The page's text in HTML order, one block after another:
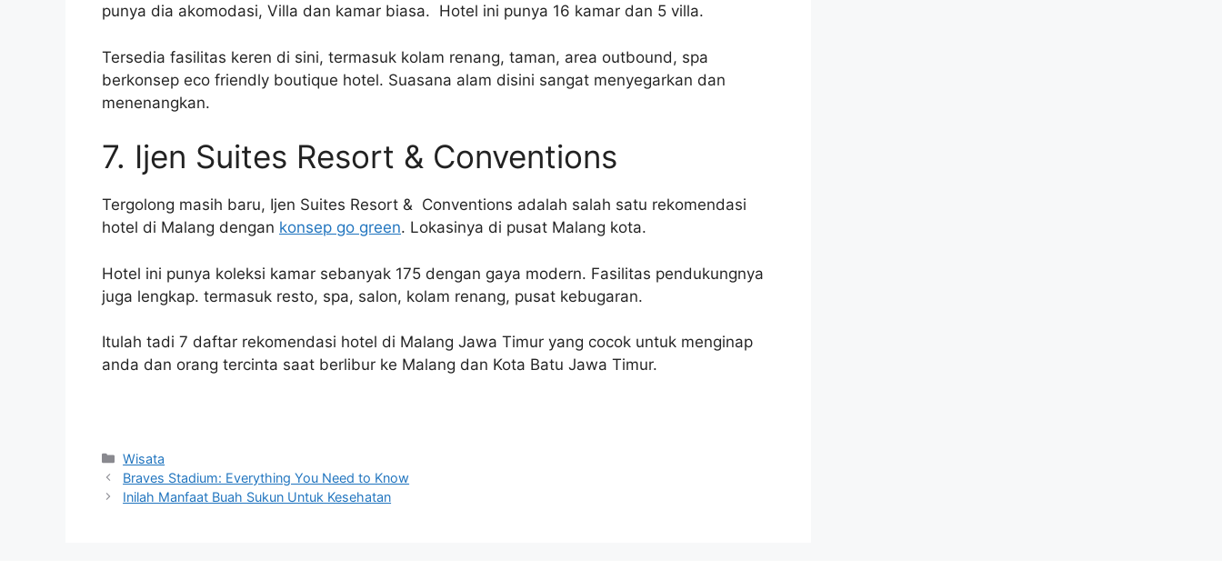
punya dia akomodasi, Villa dan kamar biasa. Hotel ini punya 16 kamar dan 5 villa.
Tersedia fasilitas keren di sini, termasuk kolam renang, taman, area outbound, spa
berkonsep eco friendly boutique hotel. Suasana alam disini sangat menyegarkan dan
menenangkan.
7. Ijen Suites Resort & Conventions
Tergolong masih baru, Ijen Suites Resort & Conventions adalah salah satu rekomendasi
hotel di Malang dengan konsep go green. Lokasinya di pusat Malang kota.
Hotel ini punya koleksi kamar sebanyak 175 dengan gaya modern. Fasilitas pendukungnya
juga lengkap. termasuk resto, spa, salon, kolam renang, pusat kebugaran.
Itulah tadi 7 daftar rekomendasi hotel di Malang Jawa Timur yang cocok untuk menginap
anda dan orang tercinta saat berlibur ke Malang dan Kota Batu Jawa Timur.
Categories
Wisata
Braves Stadium: Everything You Need to Know
Inilah Manfaat Buah Sukun Untuk Kesehatan